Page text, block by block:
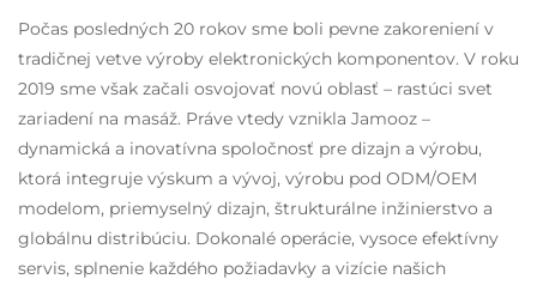
Počas posledných 20 rokov sme boli pevne zakoreniení v
tradičnej vetve výroby elektronických komponentov. V roku
2019 sme však začali osvojovať novú oblasť – rastúci svet
zariadení na masáž. Práve vtedy vznikla Jamooz –
dynamická a inovatívna spoločnosť pre dizajn a výrobu,
ktorá integruje výskum a vývoj, výrobu pod ODM/OEM
modelom, priemyselný dizajn, štrukturálne inžinierstvo a
globálnu distribúciu. Dokonalé operácie, vysoce efektívny
servis, splnenie každého požiadavky a vizície našich